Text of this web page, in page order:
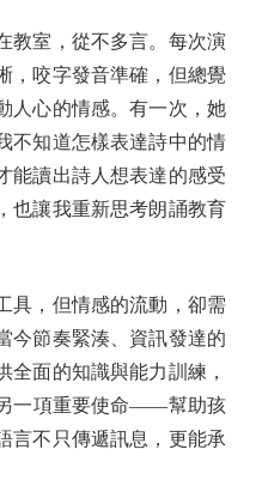
室，從不多言。每次演
，咬字發音準確，但總覺
心的情感。有一次，她
不知道怎樣表達詩中的情
能讀出詩人想表達的感受
也讓我重新思考朗誦教育
，但情感的流動，卻需
今節奏緊湊、資訊發達的
全面的知識與能力訓練，
一項重要使命——幫助孩
言不只傳遞訊息，更能承